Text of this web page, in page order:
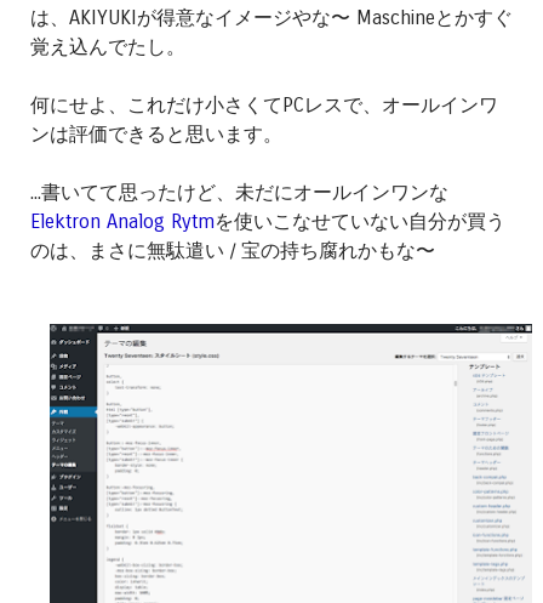
は、AKIYUKIが得意なイメージやな〜 Maschineとかすぐ
覚え込んでたし。
何にせよ、これだけ小さくてPCレスで、オールインワ
ンは評価できると思います。
...書いてて思ったけど、未だにオールインワンな
Elektron Analog Rytmを使いこなせていない自分が買う
のは、まさに無駄遣い / 宝の持ち腐れかもな〜